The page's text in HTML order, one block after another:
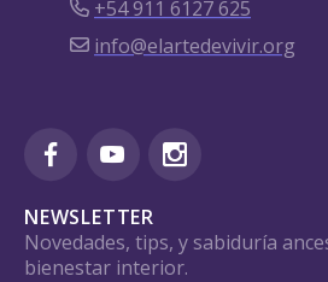
+54 911 6127 625
info@elartedevivir.org
NEWSLETTER
Novedades, tips, y sabiduría
bienestar interior.